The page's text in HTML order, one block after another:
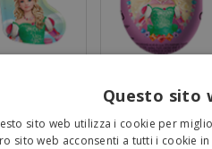
Questo sito
sito web utilizza i cookie per
sito web acconsenti a tutti i cookie